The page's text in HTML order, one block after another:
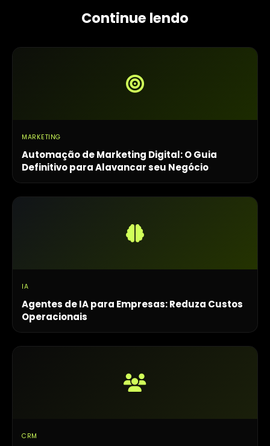
Continue lendo
MARKETING
Automação de Marketing Digital: O Guia
Definitivo para Alavancar seu Negócio
IA
Agentes de IA para Empresas: Reduza Custos
Operacionais
CRM